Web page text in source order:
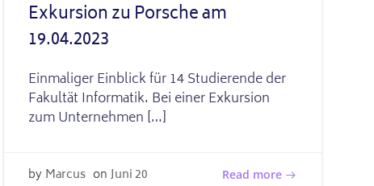
Exkursion zu Porsche am
19.04.2023
Einmaliger Einblick für 14 Studierende der
Fakultät Informatik. Bei einer Exkursion
zum Unternehmen […]
by Marcus on Juni 20 Read more